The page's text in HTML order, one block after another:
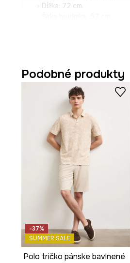
- Dĺžka: 72 cm.
Podobné produkty
-37%
SUMMER SALE
Polo tričko pánske bavlnené